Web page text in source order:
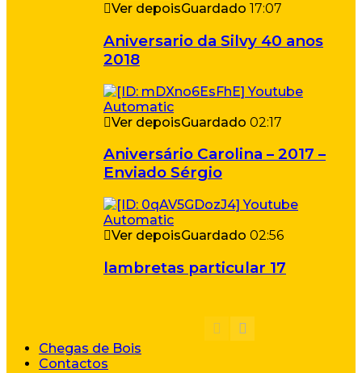
Ver depoisGuardado 17:07
Aniversario da Silvy 40 anos
2018
Ver depoisGuardado 02:17
Aniversário Carolina – 2017 –
Enviado Sérgio
Ver depoisGuardado 02:56
lambretas particular 17
Chegas de Bois
Contactos